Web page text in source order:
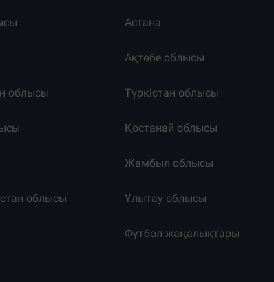
Астана
Ақтөбе облысы
облысы Түркістан облысы
Қостанай облысы
Жамбыл облысы
облысы Ұлытау облысы
Футбол жаңалықтары